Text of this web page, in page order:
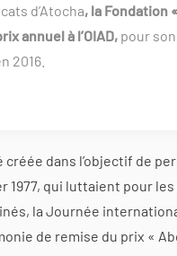
d’Atocha, la Fondation
annuel à l’OIAD, pour
2016.
dans l’objectif de
1977, qui luttaient pour
la Journée
de remise du prix «